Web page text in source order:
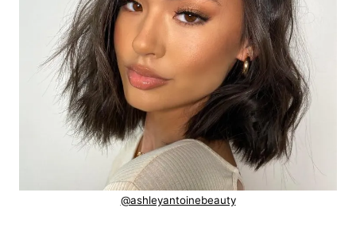
@ashleyantoinebeauty